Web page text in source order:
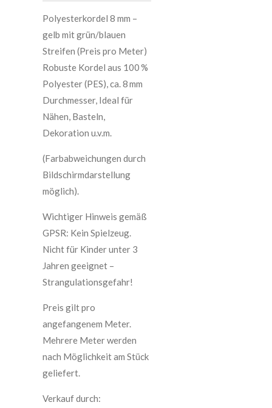
Polyesterkordel 8 mm –
gelb mit grün/blauen
Streifen (Preis pro Meter)
Robuste Kordel aus 100 %
Polyester (PES), ca. 8 mm
Durchmesser, Ideal für
Nähen, Basteln,
Dekoration u.v.m.
(Farbabweichungen durch
Bildschirmdarstellung
möglich).
Wichtiger Hinweis gemäß
GPSR: Kein Spielzeug.
Nicht für Kinder unter 3
Jahren geeignet –
Strangulationsgefahr!
Preis gilt pro
angefangenem Meter.
Mehrere Meter werden
nach Möglichkeit am Stück
geliefert.
Verkauf durch: